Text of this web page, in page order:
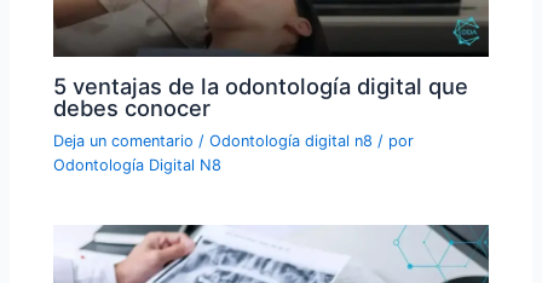
5 ventajas de la odontología digital que
debes conocer
Deja un comentario /Odontología digital n8 / por
Odontología Digital N8